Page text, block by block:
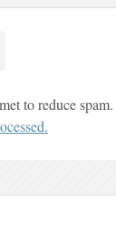
to reduce spam.